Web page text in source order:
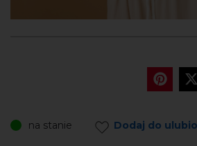
na stanie Dodaj do